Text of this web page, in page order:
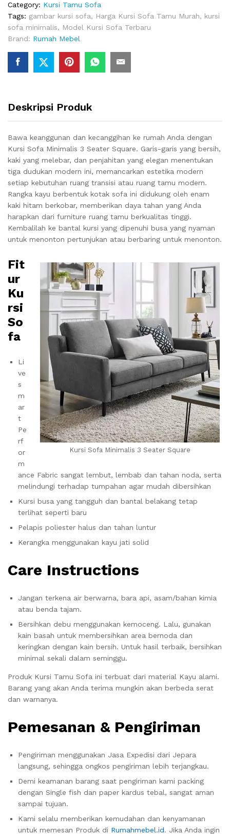
Category: Kursi Tamu Sofa
Tags: gambar kursi sofa, Harga Kursi Sofa Tamu Murah, kursi
sofa minimalis, Model Kursi Sofa Terbaru
Brand: Rumah Mebel
Deskripsi Produk
Bawa keanggunan dan kecanggihan ke rumah Anda dengan
Kursi Sofa Minimalis 3 Seater Square. Garis-garis yang bersih,
kaki yang melebar, dan penjahitan yang elegan menentukan
tiga dudukan modern ini, memancarkan estetika modern
setiap kebutuhan ruang transisi atau ruang tamu modern.
Rangka kayu berbentuk kotak sofa ini didukung oleh enam
kaki hitam berkobar, memberikan daya tahan yang Anda
harapkan dari furniture ruang tamu berkualitas tinggi.
Kembalilah ke bantal kursi yang dipenuhi busa yang nyaman
untuk menonton pertunjukan atau berbaring untuk menonton.
Kursi Sofa Minimalis 3 Seater Square
Fit
ur
Ku
rsi
So
fa
Li
ve
s
m
ar
t
Pe
rf
or
m
ance Fabric sangat lembut, lembab dan tahan noda, serta
melindungi terhadap tumpahan agar mudah dibersihkan
Kursi busa yang tangguh dan bantal belakang tetap
terlihat seperti baru
Pelapis poliester halus dan tahan luntur
Kerangka menggunakan kayu jati solid
Care Instructions
Jangan terkena air berwarna, bara api, asam/bahan kimia
atau benda tajam.
Bersihkan debu menggunakan kemoceng. Lalu, gunakan
kain basah untuk membersihkan area bernoda dan
keringkan dengan kain bersih. Untuk hasil terbaik, bersihkan
minimal sekali dalam seminggu.
Produk Kursi Tamu Sofa ini terbuat dari material Kayu alami.
Barang yang akan Anda terima mungkin akan berbeda serat
dan warnanya.
Pemesanan & Pengiriman
Pengiriman menggunakan Jasa Expedisi dari Jepara
langsung, sehingga ongkos pengiriman lebih terjangkau.
Demi keamanan barang saat pengiriman kami packing
dengan Single fish dan paper kardus tebal, sangat aman
sampai tujuan.
Kami selalu memberikan kemudahan dan kenyamanan
untuk memesan Produk di Rumahmebel.id. Jika Anda ingin